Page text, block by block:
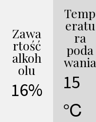
Zawa
rtość
alkoh
olu
16%
Temp
eratu
ra
poda
wania
15
℃